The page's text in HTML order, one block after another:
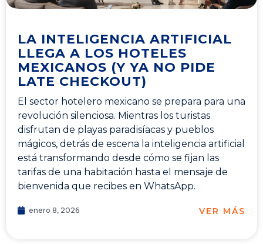
LA INTELIGENCIA ARTIFICIAL
LLEGA A LOS HOTELES
MEXICANOS (Y YA NO PIDE
LATE CHECKOUT)
El sector hotelero mexicano se prepara para una
revolución silenciosa. Mientras los turistas
disfrutan de playas paradisíacas y pueblos
mágicos, detrás de escena la inteligencia artificial
está transformando desde cómo se fijan las
tarifas de una habitación hasta el mensaje de
bienvenida que recibes en WhatsApp.
enero 8, 2026 VER MÁS